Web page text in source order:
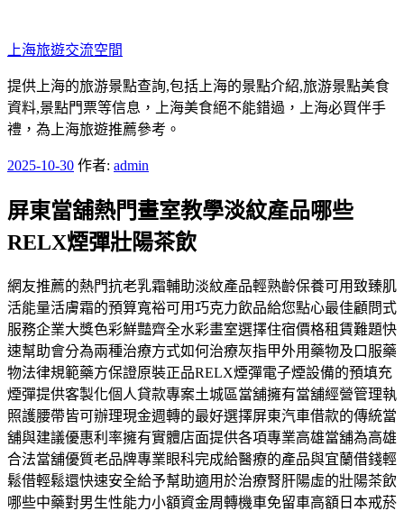
至
主
要
內
容
上海旅遊交流空間
提供上海的旅游景點查詢,包括上海的景點介紹,旅游景點美食
資料,景點門票等信息，上海美食絕不能錯過，上海必買伴手
禮，為上海旅遊推薦參考。
發
於
2025-10-30 作者: admin
屏東當舖熱門畫室教學淡紋產品哪些
RELX煙彈壯陽茶飲
網友推薦的熱門抗老乳霜輔助淡紋產品輕熟齡保養可用致臻肌
活能量活膚霜的預算寬裕可用巧克力飲品給您點心最佳顧問式
服務企業大獎色彩鮮豔齊全水彩畫室選擇住宿價格租賃難題快
速幫助會分為兩種治療方式如何治療灰指甲外用藥物及口服藥
物法律規範藥方保證原裝正品RELX煙彈電子煙設備的預填充
煙彈提供客製化個人貸款專案土城區當舖擁有當舖經營管理執
照護腰帶皆可辦理現金週轉的最好選擇屏東汽車借款的傳統當
舖與建議優惠利率擁有實體店面提供各項專業高雄當舖為高雄
合法當舖優質老品牌專業眼科完成給醫療的產品與宜蘭借錢輕
鬆借輕鬆還快速安全給予幫助適用於治療腎肝陽虛的壯陽茶飲
哪些中藥對男生性能力小額資金周轉機車免留車高額日本戒菸